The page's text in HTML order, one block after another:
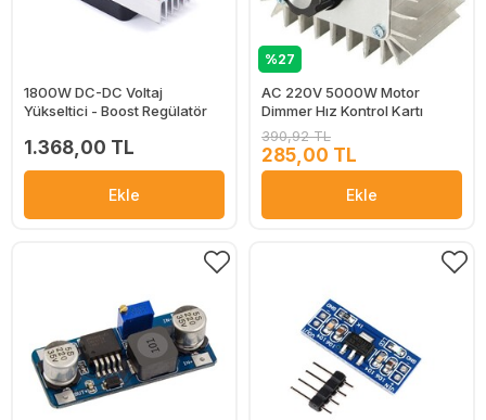
1800W DC-DC Voltaj
Yükseltici - Boost Regülatör
1.368,00 TL
Ekle
%27
AC 220V 5000W Motor
Dimmer Hız Kontrol Kartı
390,92 TL
285,00 TL
Ekle